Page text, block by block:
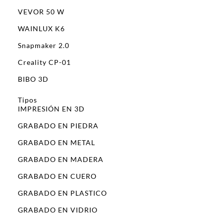
VEVOR 50 W
WAINLUX K6
Snapmaker 2.0
Creality CP-01
BIBO 3D
Tipos
IMPRESIÓN EN 3D
GRABADO EN PIEDRA
GRABADO EN METAL
GRABADO EN MADERA
GRABADO EN CUERO
GRABADO EN PLASTICO
GRABADO EN VIDRIO